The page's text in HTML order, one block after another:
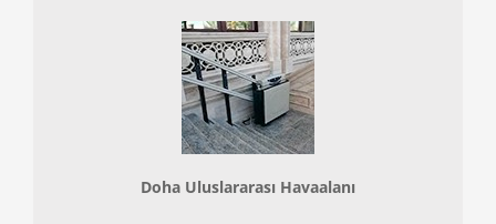
Doha Uluslararası Havaalanı